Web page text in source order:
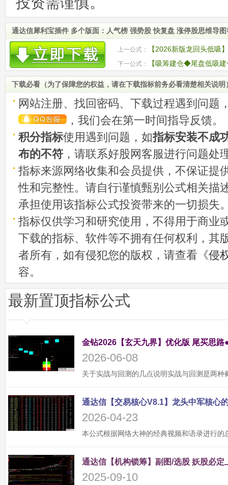
通达信犀利宝插件 多个版面：人气榜 强势股 快复盘 涨停股思维导
上一公式：
【2026新版龙回头低吸
调后的二次上涨机会
下一公式：
【吸筹建仓◆尾盘低吸
原理 超强尾盘抓启动点
下载必看（为了保障您的权益，请在下载指标前务必看清楚相关说明
网站注册、找回密码、下载过程遇到问题
，我们会在第一时间指导反馈。
积分指标使用遇到问题，如指标安装不成
布的不符 ，请联系好股网客服进行问题处
指标来源网络收集和会员提供，不保证提
性和完整性。请自行谨慎甄别公式相关描
承担使用该指标公式投资带来的一切损失
指标仅供学习和研究使用，不得用于商业
下载的指标、软件等不拥有任何权利，其
者所有，如有侵犯您的版权，请查看《侵
容。
最新置顶指标公式
金钻2026【玄天九界】优化版 尾买思
2026-06-08
2026-04-23
2025-09-10